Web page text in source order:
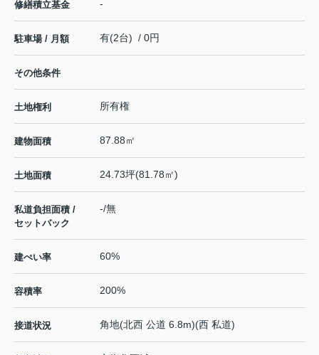
修繕積立基金 -
駐車場 / 月額 有(2台) / 0円
その他条件
土地権利 所有権
建物面積 87.88㎡
土地面積 24.73坪(81.78㎡)
私道負担面積 /
セットバック
-/無
建ぺい率 60%
容積率 200%
接道状況 角地(北西 公道 6.8m)(西 私道)